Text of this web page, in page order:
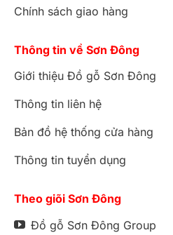
Chính sách giao hàng
Thông tin về Sơn Đông
Giới thiệu Đồ gỗ Sơn Đông
Thông tin liên hệ
Bản đồ hệ thống cửa hàng
Thông tin tuyển dụng
Theo giõi Sơn Đông
Đồ gỗ Sơn Đông Group